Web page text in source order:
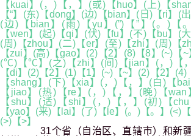
【kuai】(，)【，】(或)【huo】(上)【
【“】(东)【dong】(边)【bian】(日)【ri】(
(边)【bian】(雨)【yu】(”)【”】(。)【
【wen】(起)【qi】(伏)【fu】(不)【bu】(
(周)【zhou】(二)【er】(至)【zhi】(周)【
【zui】(高)【gao】(2)【2】(8)【8】(~)【~
(℃)【℃】(之)【zhi】(间)【jian】(，)【
【di】(2)【2】(1)【1】(~)【~】(2)【2】
【shang】(下)【xia】(，)【，】(白)【
【jiao】(热)【re】(，)【，】(晚)【
【shu】(适)【shi】(，)【，】(初)【
【yao】(来)【lai】(了)【le】(。)【。】(<)
(>)【>】
31个省（自治区、直辖市）和新疆